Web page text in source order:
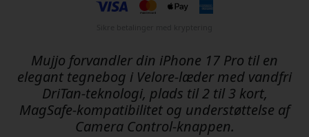
Mujjo forvandler din iPhone 17 Pro til en
elegant tegnebog i Velore-læder med vandfri
DriTan-teknologi, plads til 2 til 3 kort,
MagSafe-kompatibilitet og understøttelse af
Camera Control-knappen.